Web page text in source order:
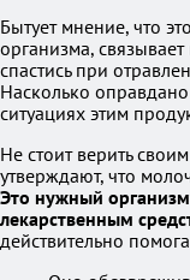
Бытует мнение, что
организма,
спастись при
Насколько
ситуациях этим
Не стоит верить
утверждают, что
Это нужный
лекарственным
действительно